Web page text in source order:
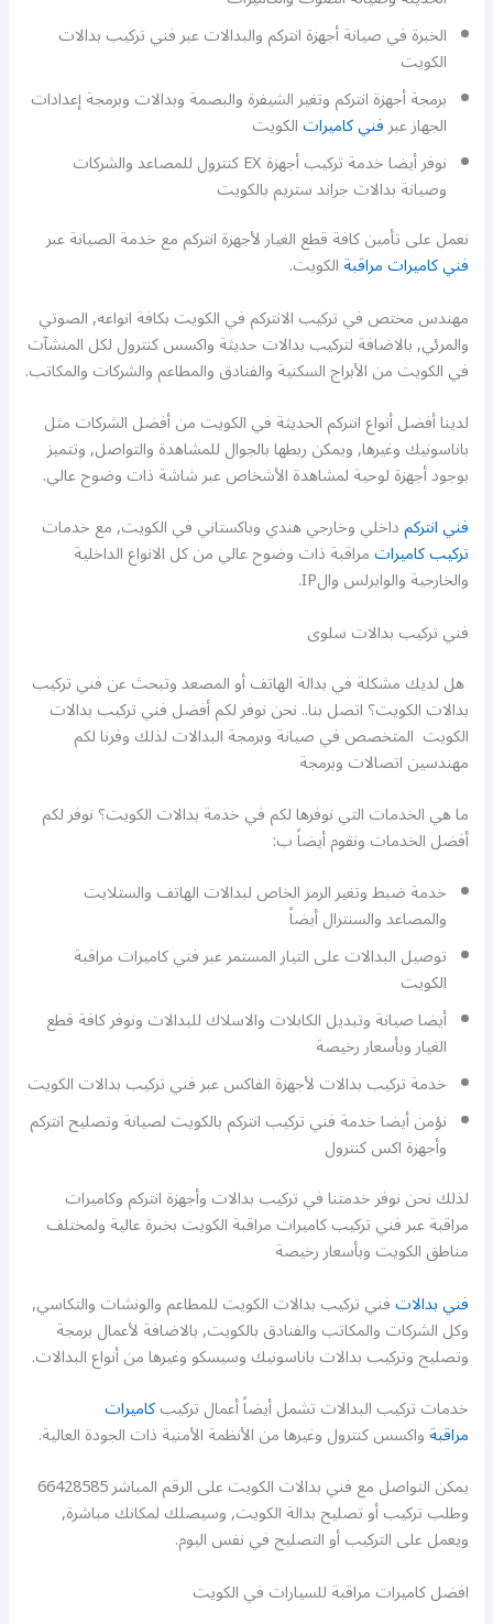
الخبرة في صيانة أجهزة انتركم والبدالات عبر فني تركيب بدالات
الكويت
برمجة أجهزة انتركم وتغير الشيفرة والبصمة وبدالات وبرمجة إعدادات
الجهاز عبرفني كاميراتالكويت
نوفر أيضا خدمة تركيب أجهزة EX كنترول للمصاعد والشركات
وصيانة بدالات جراند ستريم بالكويت
نعمل على تأمين كافة قطع الغيار لأجهزة انتركم مع خدمة الصيانة عبر
فني كاميرات مراقبةالكويت.
مهندس مختص في تركيب الانتركم في الكويت بكافة انواعه, الصوتي
والمرئي, بالاضافة لتركيب بدالات حديثة واكسس كنترول لكل المنشآت
في الكويت من الأبراج السكنية والفنادق والمطاعم والشركات والمكاتب.
لدينا أفضل أنواع انتركم الحديثة في الكويت من أفضل الشركات مثل
باناسونيك وغيرها, ويمكن ربطها بالجوال للمشاهدة والتواصل, وتتميز
بوجود أجهزة لوحية لمشاهدة الأشخاص عبر شاشة ذات وضوح عالي.
فني انتركمداخلي وخارجي هندي وباكستاني في الكويت, مع خدمات
تركيب كاميراتمراقبة ذات وضوح عالي من كل الانواع الداخلية
والخارجية والوايرلس والIP.
فني تركيب بدالات سلوى
هل لديك مشكلة في بدالة الهاتف أو المصعد وتبحث عن فني تركيب
بدالات الكويت؟ اتصل بنا.. نحن نوفر لكم أفضل فني تركيب بدالات
الكويت المتخصص في صيانة وبرمجة البدالات لذلك وفرنا لكم
مهندسين اتصالات وبرمجة
ما هي الخدمات التي نوفرها لكم في خدمة بدالات الكويت؟ نوفر لكم
أفضل الخدمات ونقوم أيضاً ب:
خدمة ضبط وتغير الرمز الخاص لبدالات الهاتف والستلايت
والمصاعد والسنترال أيضاً
توصيل البدالات على التيار المستمر عبر فني كاميرات مراقبة
الكويت
أيضا صيانة وتبديل الكابلات والاسلاك للبدالات ونوفر كافة قطع
الغيار وبأسعار رخيصة
خدمة تركيب بدالات لأجهزة الفاكس عبر فني تركيب بدالات الكويت
نؤمن أيضا خدمة فني تركيب انتركم بالكويت لصيانة وتصليح انتركم
وأجهزة اكس كنترول
لذلك نحن نوفر خدمتنا في تركيب بدالات وأجهزة انتركم وكاميرات
مراقبة عبر فني تركيب كاميرات مراقبة الكويت بخبرة عالية ولمختلف
مناطق الكويت وبأسعار رخيصة
فني بدالاتفني تركيب بدالات الكويت للمطاعم والونشات والتكاسي,
وكل الشركات والمكاتب والفنادق بالكويت, بالاضافة لأعمال برمجة
وتصليح وتركيب بدالات باناسونيك وسيسكو وغيرها من أنواع البدالات.
خدمات تركيب البدالات تشمل أيضاً أعمال تركيبكاميرات
مراقبةواكسس كنترول وغيرها من الأنظمة الأمنية ذات الجودة العالية.
يمكن التواصل مع فني بدالات الكويت على الرقم المباشر 66428585
وطلب تركيب أو تصليح بدالة الكويت, وسيصلك لمكانك مباشرة,
ويعمل على التركيب أو التصليح في نفس اليوم.
افضل كاميرات مراقبة للسيارات في الكويت